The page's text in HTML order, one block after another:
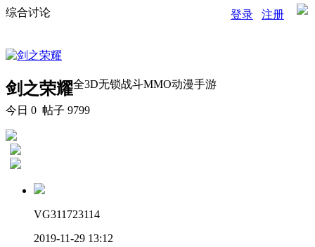
综合讨论 登录 注册
剑之荣耀全3D无锁战斗MMO动漫手游
今日 0 帖子 9799
VG311723114
2019-11-29 13:12